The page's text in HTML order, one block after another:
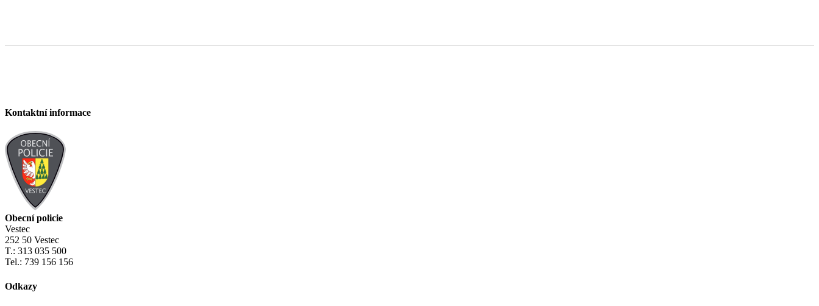
Kontaktní informace
Obecní policie
Vestec
252 50 Vestec
T.: 313 035 500
Tel.: 739 156 156
Odkazy